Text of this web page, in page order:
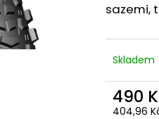
sazemi,
Skladem
490
404,96